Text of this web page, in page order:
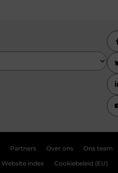
Partners Over ons Ons team
Website index Cookiebeleid (EU)